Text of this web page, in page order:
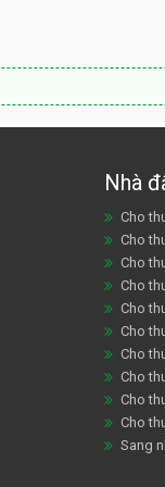
Nhà
Cho
Cho
Cho
Cho
Cho
Cho
Cho
Cho
Cho
Cho
Sang